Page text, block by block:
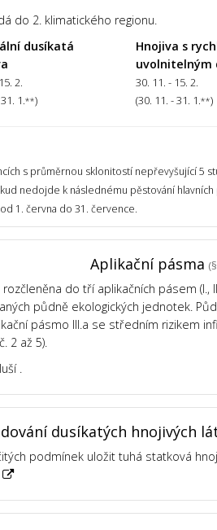
do 2. klimatického regionu.
dusíkatá
2.
1.**)
Hnojiva s
uvolnitelným
30. 11. - 15. 2.
(30. 11. - 31. 1.**)
s průměrnou sklonitostí nepřevyšující 5
nedojde k následnému pěstování
1. června do 31. července.
Aplikační pásma
do tří aplikačních pásem (I.,
půdně ekologických jednotek.
pásmo III.a se středním rizikem
2 až 5).
.
dusíkatých hnojivých
podmínek uložit tuhá statková